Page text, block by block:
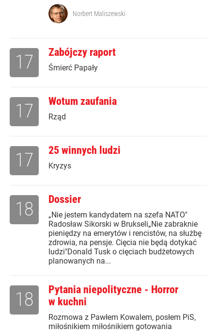
Norbert Maliszewski
Zabójczy raport
Śmierć Papały
17
Wotum zaufania
Rząd
17
25 winnych ludzi
Kryzys
17
Dossier
„Nie jestem kandydatem na szefa NATO"
Radosław Sikorski w Brukseli„Nie zabraknie
pieniędzy na emerytów i rencistów, na służbę
zdrowia, na pensje. Cięcia nie będą dotykać
ludzi"Donald Tusk o cięciach budżetowych
planowanych na...
18
Pytania niepolityczne - Horror
w kuchni
Rozmowa z Pawłem Kowalem, posłem PiS,
miłośnikiem miłośnikiem gotowania
18